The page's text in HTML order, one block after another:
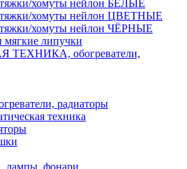
хомуты нейлон БЕЛЫЕ
хомуты нейлон ЦВЕТНЫЕ
хомуты нейлон ЧЁРНЫЕ
липучки
обогреватели,
радиаторы
техника